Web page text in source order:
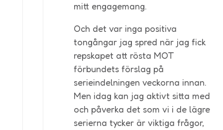
mitt engagemang.
Och det var inga positiva
tongångar jag spred när jag fick
repskapet att rösta MOT
förbundets förslag på
serieindelningen veckorna innan.
Men idag kan jag aktivt sitta med
och påverka det som vi i de lägre
serierna tycker är viktiga frågor,